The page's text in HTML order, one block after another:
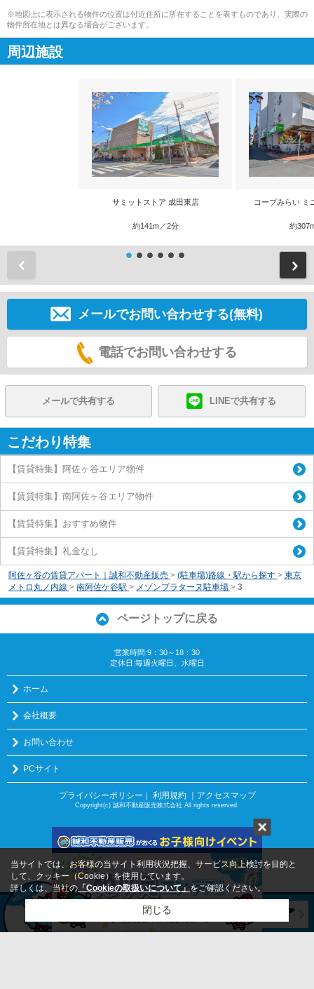
※地図上に表示される物件の位置は付近住所に所在することを表すものであり、実際の
物件所在地とは異なる場合がございます。
周辺施設
サミットストア 成田東店
約141m／2分
コープみらい ミ
約
メールでお問い合わせする(無料)
電話でお問い合わせする
メールで共有する LINEで共有する
こだわり特集
【賃貸特集】阿佐ヶ谷エリア物件
【賃貸特集】南阿佐ヶ谷エリア物件
【賃貸特集】おすすめ物件
【賃貸特集】礼金なし
阿佐ヶ谷の賃貸アパート｜誠和不動産販売 > (駐車場)路線・駅から探す > 東京
メトロ丸ノ内線 > 南阿佐ケ谷駅 > メゾンプラターヌ駐車場 > 3
ページトップに戻る
営業時間:9：30～18：30
定休日:毎週火曜日、水曜日
ホーム
会社概要
お問い合わせ
PCサイト
プライバシーポリシー ｜ 利用規約 ｜アクセスマップ
Copyright(c) 誠和不動産販売株式会社 All rights reserved.
当サイトでは、お客様の当サイト利用状況把握、サービス向上検討を目的と
して、クッキー（Cookie）を使用しています。
詳しくは、当社の「Cookieの取扱いについて」をご確認ください。
閉じる